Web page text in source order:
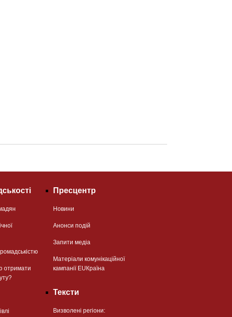
отримати
Пресцентр
Новини
Анонси подій
Запити медіа
Матеріали комунікаційної
кампанії EUКраїна
Тексти
Визволені регіони: